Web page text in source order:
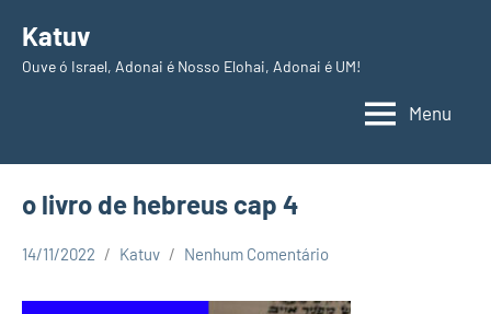
paraKatuv
Ouve ó Israel, Adonai é Nosso Elohai, Adonai é UM!
Menu
o livro de hebreus cap 4
14/11/2022 Katuv Nenhum Comentário